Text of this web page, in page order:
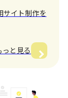
サイト制作を
っと見る